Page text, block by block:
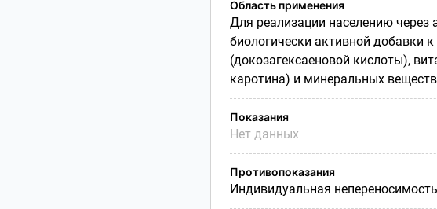
Область применения
Для реализации населению через
биологически активной добавки
(докозагексаеновой кислоты),
каротина) и минеральных
Показания
Нет данных
Противопоказания
Индивидуальная